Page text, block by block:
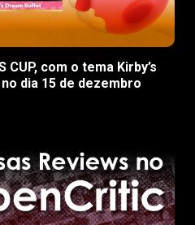
com o tema Kirby’s
dia 15 de dezembro